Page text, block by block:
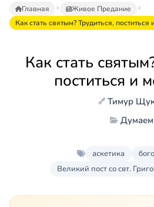
Главная
Живое Предание
Как стать святым? Трудиться, поститься
Как стать
поститься и
Тимур
Думаем
аскетика
Великий пост со свт.